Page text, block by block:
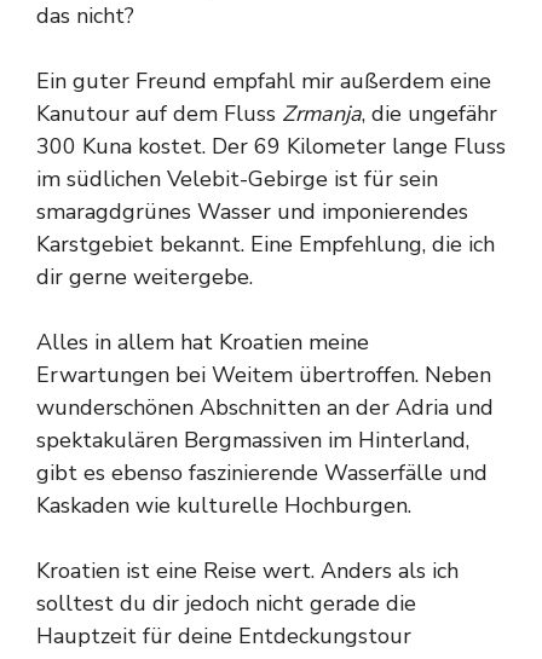
das nicht?
Ein guter Freund empfahl mir außerdem eine
Kanutour auf dem Fluss Zrmanja, die ungefähr
300 Kuna kostet. Der 69 Kilometer lange Fluss
im südlichen Velebit-Gebirge ist für sein
smaragdgrünes Wasser und imponierendes
Karstgebiet bekannt. Eine Empfehlung, die ich
dir gerne weitergebe.
Alles in allem hat Kroatien meine
Erwartungen bei Weitem übertroffen. Neben
wunderschönen Abschnitten an der Adria und
spektakulären Bergmassiven im Hinterland,
gibt es ebenso faszinierende Wasserfälle und
Kaskaden wie kulturelle Hochburgen.
Kroatien ist eine Reise wert. Anders als ich
solltest du dir jedoch nicht gerade die
Hauptzeit für deine Entdeckungstour